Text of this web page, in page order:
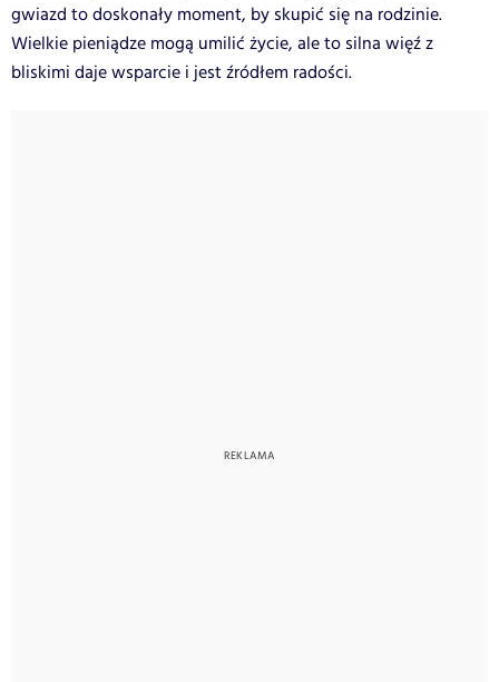
gwiazd to doskonały moment, by skupić się na rodzinie.
Wielkie pieniądze mogą umilić życie, ale to silna więź z
bliskimi daje wsparcie i jest źródłem radości.